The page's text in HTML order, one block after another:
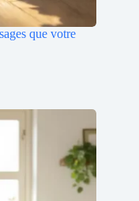
que votre